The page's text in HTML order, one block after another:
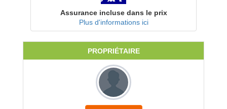
Assurance incluse dans le prix
Plus d'informations ici
PROPRIÉTAIRE